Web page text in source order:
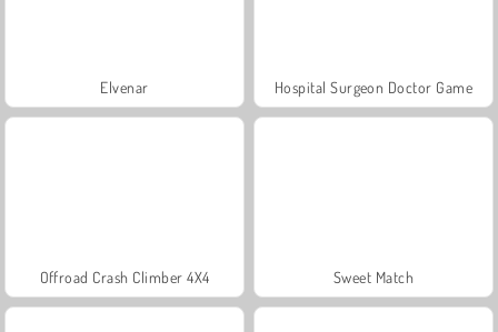
Elvenar Hospital Surgeon Doctor Game
Offroad Crash Climber 4X4 Sweet Match